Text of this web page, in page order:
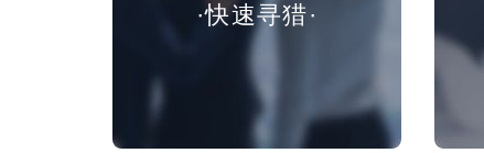
·快速寻猎·